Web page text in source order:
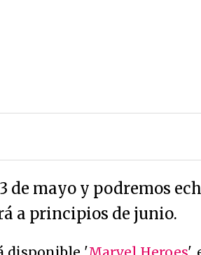
de mayo y podremos
a principios de junio.